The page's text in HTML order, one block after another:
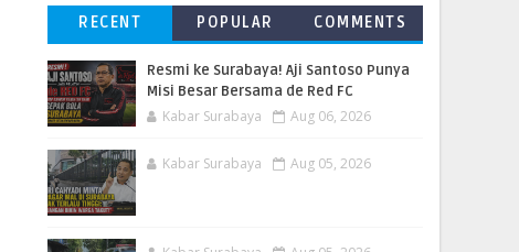
RECENT POPULAR COMMENTS
Resmi ke Surabaya! Aji Santoso Punya
Misi Besar Bersama de Red FC
Kabar Surabaya Aug 06, 2026
Kabar Surabaya Aug 05, 2026